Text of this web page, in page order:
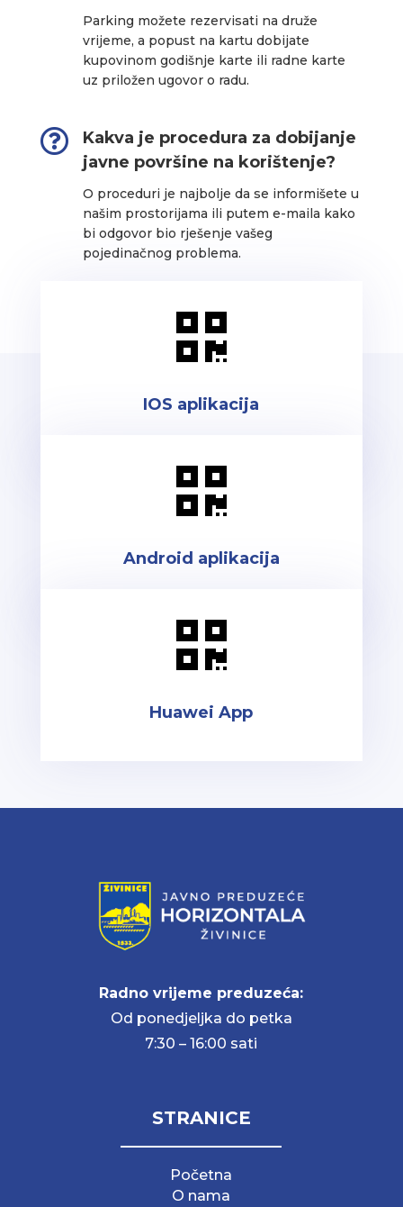
Parking možete rezervisati na druže
vrijeme, a popust na kartu dobijate
kupovinom godišnje karte ili radne karte
uz priložen ugovor o radu.

Kakva je procedura za dobijanje
javne površine na korištenje?
O proceduri je najbolje da se informišete u
našim prostorijama ili putem e-maila kako
bi odgovor bio rješenje vašeg
pojedinačnog problema.

IOS aplikacija

Android aplikacija

Huawei App
Radno vrijeme preduzeća:
Od ponedjeljka do petka
7:30 – 16:00 sati
STRANICE
Početna
O nama